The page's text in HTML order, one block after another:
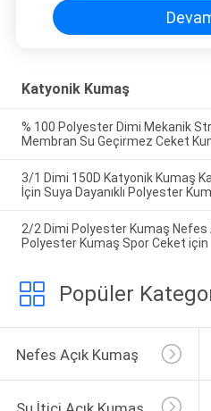
Katyonik Kumaş
% 100 Polyester Dimi Mekanik
Membran Su Geçirmez Ceket
3/1 Dimi 150D Katyonik Kumaş
İçin Suya Dayanıklı Polyester
2/2 Dimi Polyester Kumaş Nefes
Polyester Kumaş Spor Ceket için
Popüler
Nefes Açık Kumaş